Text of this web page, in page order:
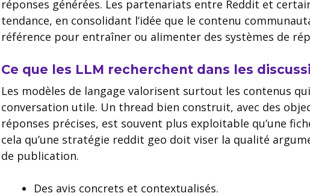
réponses générées. Les partenariats entre Reddit et
tendance, en consolidant l’idée que le contenu
référence pour entraîner ou alimenter des systèmes de
Ce que les LLM recherchent dans les
Les modèles de langage valorisent surtout les contenus
conversation utile. Un thread bien construit, avec des
réponses précises, est souvent plus exploitable qu’une
cela qu’une stratégie reddit geo doit viser la qualité
de publication.
Des avis concrets et contextualisés.